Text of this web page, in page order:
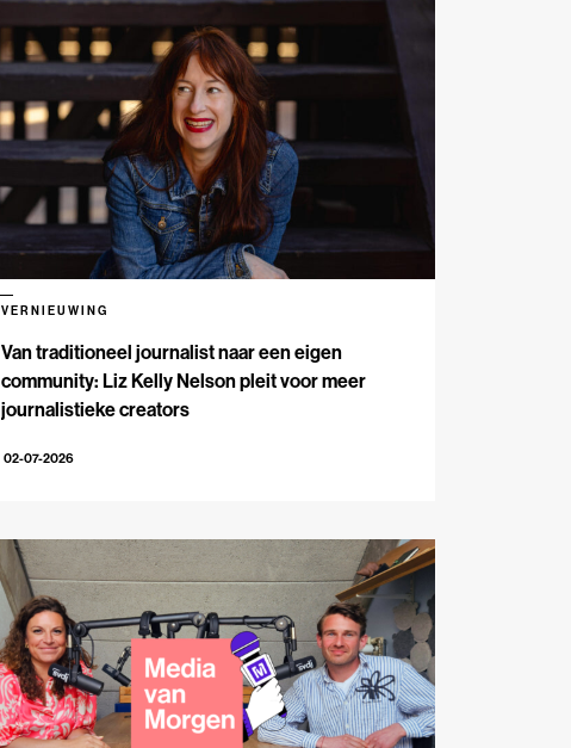
Van traditioneel journalist naar een eigen
community: Liz Kelly Nelson pleit voor meer
journalistieke creators
VERNIEUWING
02-07-2026